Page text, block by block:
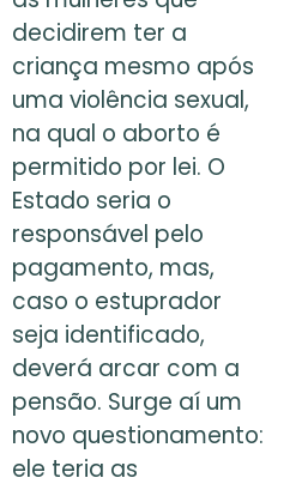
decidirem ter a
criança mesmo após
uma violência sexual,
na qual o aborto é
permitido por lei. O
Estado seria o
responsável pelo
pagamento, mas,
caso o estuprador
seja identificado,
deverá arcar com a
pensão. Surge aí um
novo questionamento:
ele teria as